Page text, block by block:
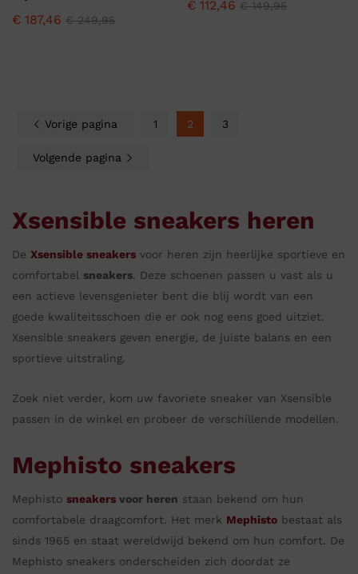
€ 187,46 €249,95
€ 112,46 €149,95
Vorige pagina 1 2 3
Volgende pagina
Xsensible sneakers heren
De Xsensible sneakers voor heren zijn heerlijke sportieve en
comfortabel sneakers. Deze schoenen passen u vast als u
een actieve levensgenieter bent die blij wordt van een
goede kwaliteitsschoen die er ook nog eens goed uitziet.
Xsensible sneakers geven energie, de juiste balans en een
sportieve uitstraling.
Zoek niet verder, kom uw favoriete sneaker van Xsensible
passen in de winkel en probeer de verschillende modellen.
Mephisto sneakers
Mephisto sneakers voor heren staan bekend om hun
comfortabele draagcomfort. Het merk Mephisto bestaat als
sinds 1965 en staat wereldwijd bekend om hun comfort. De
Mephisto sneakers onderscheiden zich doordat ze